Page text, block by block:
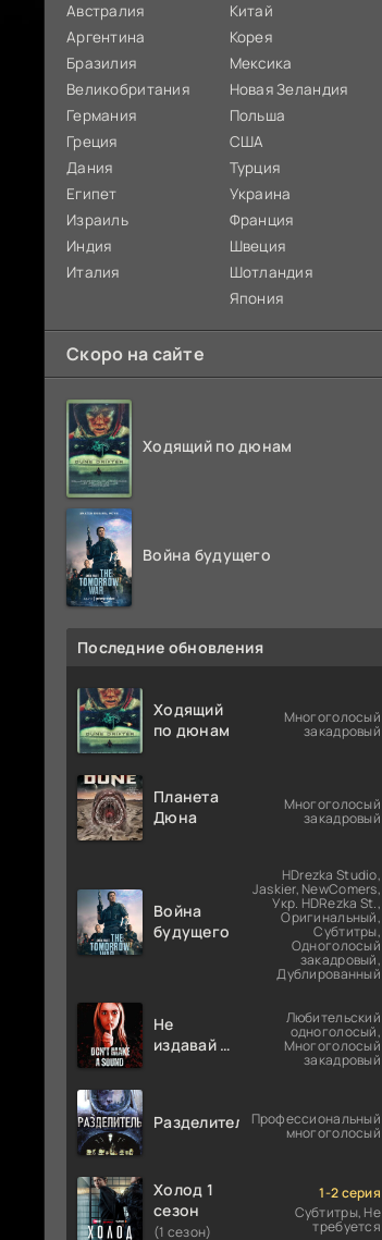
Австралия
Аргентина
Бразилия
Великобритания
Германия
Греция
Дания
Египет
Израиль
Индия
Италия
Китай
Корея
Мексика
Новая Зеландия
Польша
США
Турция
Украина
Франция
Швеция
Шотландия
Япония
Скоро на сайте
Ходящий по дюнам
Война будущего
Последние обновления
Ходящий
по дюнам
Многоголосый
закадровый
Планета
Дюна
Многоголосый
закадровый
Война
будущего
HDrezka Studio,
Jaskier, NewComers,
Укр. HDRezka St.,
Оригинальный,
Субтитры,
Одноголосый
закадровый,
Дублированный
Не
издавай ни
Любительский
одноголосый,
Многоголосый
закадровый
РазделительПрофессиональный
многоголосый
Холод 1
сезон
(1 сезон)
1-2 серия
Субтитры, Не
требуется